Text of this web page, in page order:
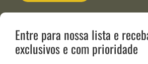
Entre para nossa lista e
exclusivos e com prioridade